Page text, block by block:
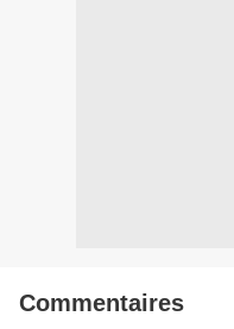
Commentaires